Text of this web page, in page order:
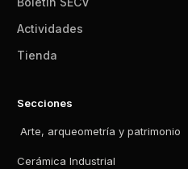
Actividades
Tienda
Secciones
Arte, arqueometría y patrimonio
Cerámica Industrial